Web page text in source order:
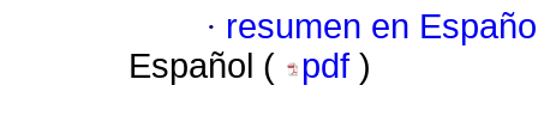
· resumen en
Español (
pdf )